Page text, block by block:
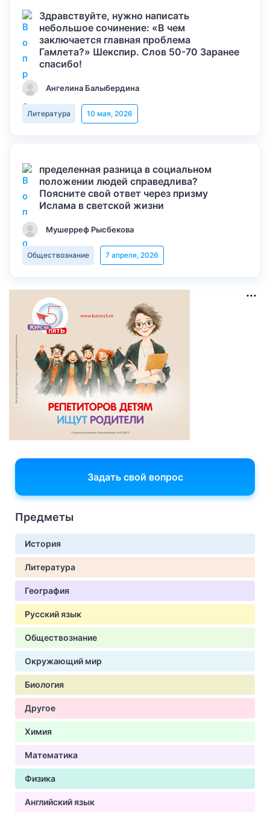
Здравствуйте, нужно написать
небольшое сочинение: «В чем
заключается главная проблема
Гамлета?» Шекспир. Слов 50-70 Заранее
спасибо!
Ангелина Балыбердина
Литература 10 мая, 2026
пределенная разница в социальном
положении людей справедлива?
Поясните свой ответ через призму
Ислама в светской жизни
Мушерреф Рысбекова
Обществознание 7 апреля, 2026
Задать свой вопрос
Предметы
История
Литература
География
Русский язык
Обществознание
Окружающий мир
Биология
Другое
Химия
Математика
Физика
Английский язык